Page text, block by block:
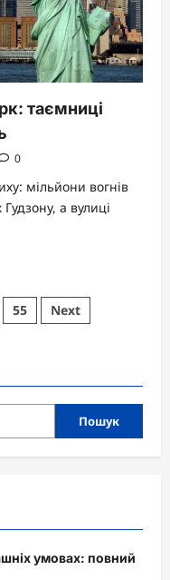
таємниці
0
мільйони вогнів
а вулиці
55 Next
Пошук
умовах: повний